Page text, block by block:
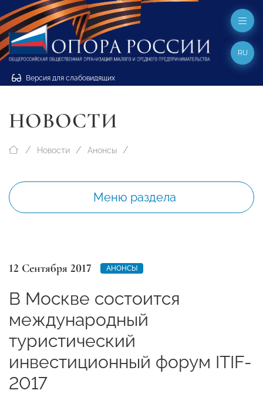
Версия для слабовидящих
RU
НОВОСТИ
Новости Анонсы
Меню раздела
12 Сентября 2017 АНОНСЫ
В Москве состоится
международный
туристический
инвестиционный форум ITIF-
2017